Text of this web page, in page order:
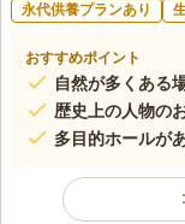
永代供養プランあり
おすすめポイント
自然が多くある
歴史上の人物の
多目的ホールが